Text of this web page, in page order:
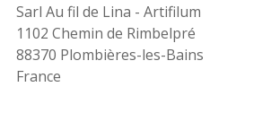
Sarl Au fil de Lina - Artifilum
1102 Chemin de Rimbelpré
88370 Plombières-les-Bains
France